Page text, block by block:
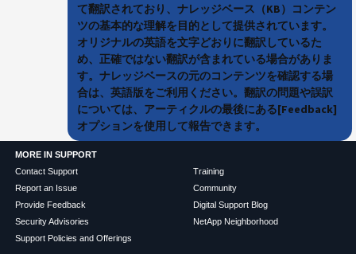
て翻訳されており、ナレッジベース（KB）コンテン
ツの基本的な理解を目的として提供されています。
オリジナルの英語を文字どおりに翻訳しているた
め、正確ではない翻訳が含まれている場合がありま
す。ナレッジベースの元のコンテンツを確認する場
合は、英語版をご利用ください。翻訳の問題や誤訳
については、アーティクルの最後にある[Feedback]
オプションを使用して報告できます。
MORE IN SUPPORT
Contact Support
Report an Issue
Provide Feedback
Security Advisories
Support Policies and Offerings
Training
Community
Digital Support Blog
NetApp Neighborhood